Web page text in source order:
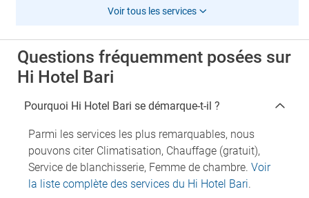
Voir tous les services
Questions fréquemment posées sur
Hi Hotel Bari
Pourquoi Hi Hotel Bari se démarque-t-il ?
Parmi les services les plus remarquables, nous
pouvons citer Climatisation, Chauffage (gratuit),
Service de blanchisserie, Femme de chambre. Voir
la liste complète des services du Hi Hotel Bari.